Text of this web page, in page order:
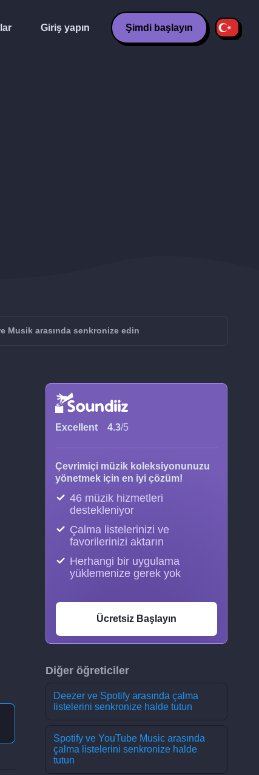
Giriş yapın Şimdi başlayın
Musik arasında senkronize edin
Excellent 4.3/5
Çevrimiçi müzik koleksiyonunuzu
yönetmek için en iyi çözüm!
46 müzik hizmetleri
destekleniyor
Çalma listelerinizi ve
favorilerinizi aktarın
Herhangi bir uygulama
yüklemenize gerek yok
Ücretsiz Başlayın
Diğer öğreticiler
Deezer ve Spotify arasında çalma
listelerini senkronize halde tutun
Spotify ve YouTube Music arasında
çalma listelerini senkronize halde
tutun